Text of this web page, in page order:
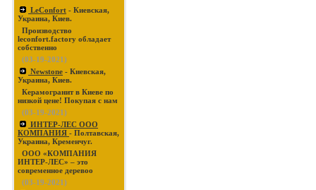
LeConfort - Киевская,
Украина, Киев.
Производство
leconfort.factory обладает
собственно
(03-19-2021)
Newstone - Киевская,
Украина, Киев.
Керамогранит в Киеве по
низкой цене! Покупая с нам
(03-19-2021)
ИНТЕР-ЛЕС ООО
КОМПАНИЯ - Полтавская,
Украина, Кременчуг.
ООО «КОМПАНИЯ
ИНТЕР-ЛЕС» – это
современное деревоо
(03-19-2021)